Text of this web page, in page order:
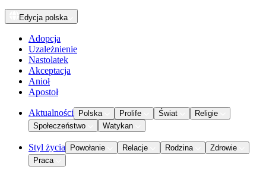
Edycja polska
Adopcja
Uzależnienie
Nastolatek
Akceptacja
Anioł
Apostoł
Aktualności Polska Prolife Świat
Religie
Społeczeństwo
Watykan
Styl życia Powołanie Relacje Rodzina
Zdrowie
Praca